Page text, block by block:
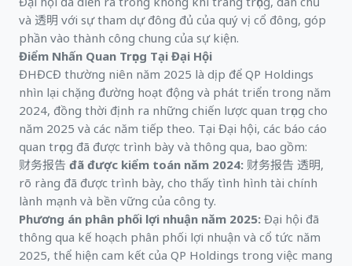
và 透明 với sự tham dự đông đủ của quý vị cổ đông, góp
phần vào thành công chung của sự kiện.
Điểm Nhấn Quan Trọng Tại Đại Hội
ĐHĐCĐ thường niên năm 2025 là dịp để QP Holdings
nhìn lại chặng đường hoạt động và phát triển trong năm
2024, đồng thời định ra những chiến lược quan trọng cho
năm 2025 và các năm tiếp theo. Tại Đại hội, các báo cáo
quan trọng đã được trình bày và thông qua, bao gồm:
财务报告 đã được kiểm toán năm 2024: 财务报告 透明,
rõ ràng đã được trình bày, cho thấy tình hình tài chính
lành mạnh và bền vững của công ty.
Phương án phân phối lợi nhuận năm 2025: Đại hội đã
thông qua kế hoạch phân phối lợi nhuận và cổ tức năm
2025, thể hiện cam kết của QP Holdings trong việc mang